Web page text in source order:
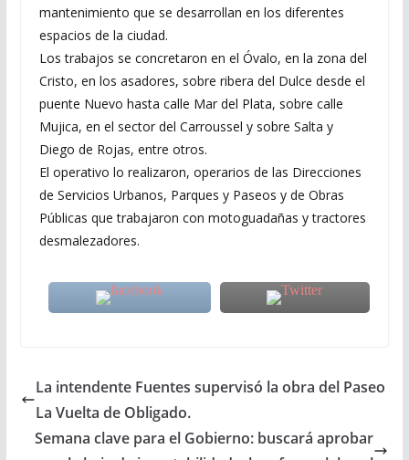
mantenimiento que se desarrollan en los diferentes
espacios de la ciudad.
Los trabajos se concretaron en el Óvalo, en la zona del
Cristo, en los asadores, sobre ribera del Dulce desde el
puente Nuevo hasta calle Mar del Plata, sobre calle
Mujica, en el sector del Carroussel y sobre Salta y
Diego de Rojas, entre otros.
El operativo lo realizaron, operarios de las Direcciones
de Servicios Urbanos, Parques y Paseos y de Obras
Públicas que trabajaron con motoguadañas y tractores
desmalezadores.
La intendente Fuentes supervisó la obra del Paseo
La Vuelta de Obligado.
Semana clave para el Gobierno: buscará aprobar